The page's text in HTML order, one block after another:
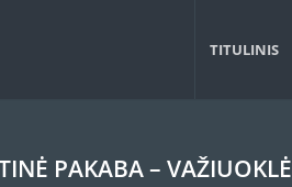
TITULINIS
PAKABA – VAŽIUOKLĖ